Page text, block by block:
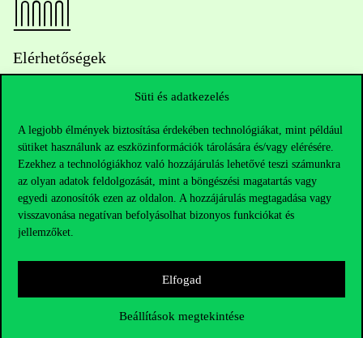
Süti és adatkezelés
A legjobb élmények biztosítása érdekében technológiákat, mint például
sütiket használunk az eszközinformációk tárolására és/vagy elérésére.
Ezekhez a technológiákhoz való hozzájárulás lehetővé teszi számunkra
az olyan adatok feldolgozását, mint a böngészési magatartás vagy
egyedi azonosítók ezen az oldalon. A hozzájárulás megtagadása vagy
visszavonása negatívan befolyásolhat bizonyos funkciókat és
jellemzőket.
Elfogad
Beállítások megtekintése
Elérhetőségek
Telefonszám:+36 1 482 5000
Kérdésed van a felvételivel kapcsolatban?
Oktatói elérhetőségek
press@uni-corvinus.hu